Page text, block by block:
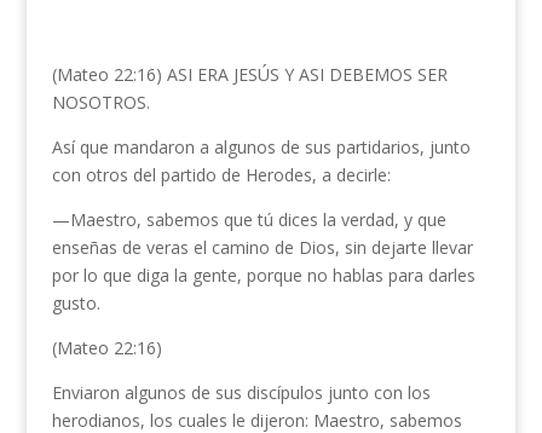
(Mateo 22:16) ASI ERA JESÚS Y ASI DEBEMOS SER
NOSOTROS.
Así que mandaron a algunos de sus partidarios, junto
con otros del partido de Herodes, a decirle:
—Maestro, sabemos que tú dices la verdad, y que
enseñas de veras el camino de Dios, sin dejarte llevar
por lo que diga la gente, porque no hablas para darles
gusto.
(Mateo 22:16)
Enviaron algunos de sus discípulos junto con los
herodianos, los cuales le dijeron: Maestro, sabemos